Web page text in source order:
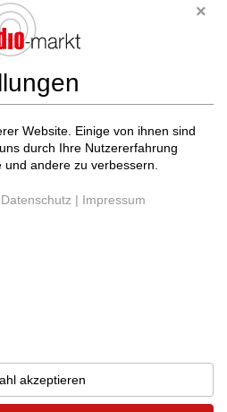
Neptune IV XLR 2x...
Website. Einige von ihnen sind
durch Ihre Nutzererfahrung
andere zu verbessern.
Datenschutz | Impressum
akzeptieren